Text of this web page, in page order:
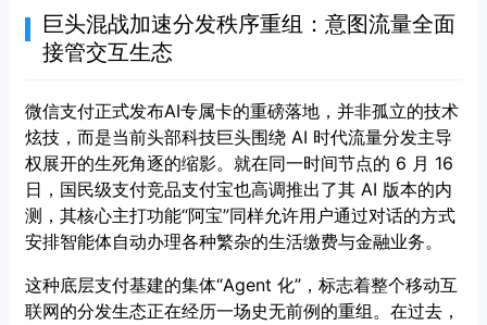
巨头混战加速分发秩序重组：意图流量全面
接管交互生态
微信支付正式发布AI专属卡的重磅落地，并非孤立的技术
炫技，而是当前头部科技巨头围绕 AI 时代流量分发主导
权展开的生死角逐的缩影。就在同一时间节点的 6 月 16
日，国民级支付竞品支付宝也高调推出了其 AI 版本的内
测，其核心主打功能“阿宝”同样允许用户通过对话的方式
安排智能体自动办理各种繁杂的生活缴费与金融业务。
这种底层支付基建的集体“Agent 化”，标志着整个移动互
联网的分发生态正在经历一场史无前例的重组。在过去，